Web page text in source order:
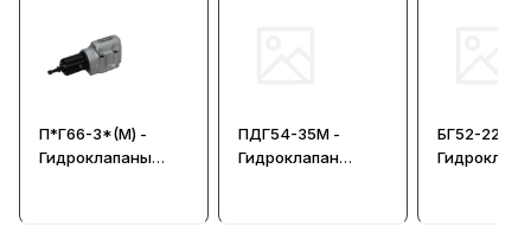
П*Г66-3*(М) -
Гидроклапаны
ПДГ54-35М -
Гидроклапан
БГ52-22 -